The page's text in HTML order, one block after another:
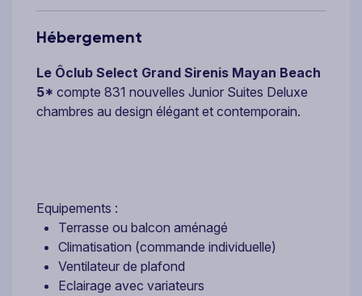
Hébergement
Le Ôclub Select Grand Sirenis Mayan Beach
5* compte 831 nouvelles Junior Suites Deluxe
chambres au design élégant et contemporain.
Equipements :
Terrasse ou balcon aménagé
Climatisation (commande individuelle)
Ventilateur de plafond
Eclairage avec variateurs